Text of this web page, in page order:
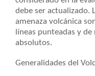
debe ser actualizado.
amenaza volcánica
líneas punteadas y
absolutos.
Generalidades del